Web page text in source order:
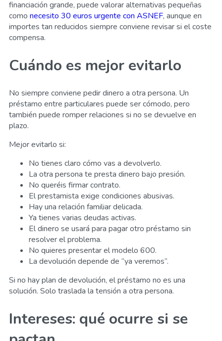
financiación grande, puede valorar alternativas pequeñas
como necesito 30 euros urgente con ASNEF, aunque en
importes tan reducidos siempre conviene revisar si el coste
compensa.
Cuándo es mejor evitarlo
No siempre conviene pedir dinero a otra persona. Un
préstamo entre particulares puede ser cómodo, pero
también puede romper relaciones si no se devuelve en
plazo.
Mejor evitarlo si:
No tienes claro cómo vas a devolverlo.
La otra persona te presta dinero bajo presión.
No queréis firmar contrato.
El prestamista exige condiciones abusivas.
Hay una relación familiar delicada.
Ya tienes varias deudas activas.
El dinero se usará para pagar otro préstamo sin
resolver el problema.
No quieres presentar el modelo 600.
La devolución depende de “ya veremos”.
Si no hay plan de devolución, el préstamo no es una
solución. Solo traslada la tensión a otra persona.
Intereses: qué ocurre si se